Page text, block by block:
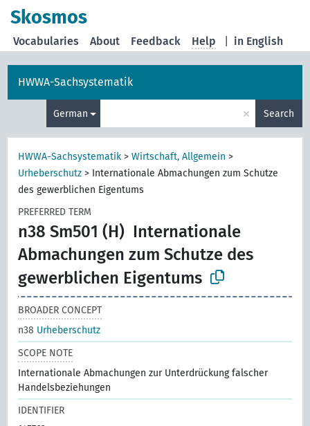
Skosmos
in English
Vocabularies About Feedback Help
HWWA-Sachsystematik
German × Search
HWWA-Sachsystematik >Wirtschaft, Allgemein >
Urheberschutz > Internationale Abmachungen zum Schutze
des gewerblichen Eigentums
PREFERRED TERM
n38 Sm501 (H) Internationale
Abmachungen zum Schutze des
gewerblichen Eigentums
BROADER CONCEPT
n38 Urheberschutz
SCOPE NOTE
Internationale Abmachungen zur Unterdrückung falscher
Handelsbeziehungen
IDENTIFIER